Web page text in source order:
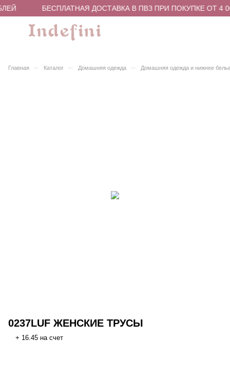
БЕСПЛАТНАЯ ДОСТАВКА В ПВЗ ПРИ ПОКУПКЕ ОТ 4
Главная – Каталог – Домашняя одежда – Домашняя одежда и нижнее
0237LUF ЖЕНСКИЕ ТРУСЫ
+ 16.45 на счет